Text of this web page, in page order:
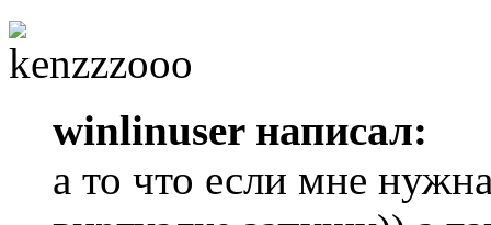
winlinuser написал:
а то что если мне